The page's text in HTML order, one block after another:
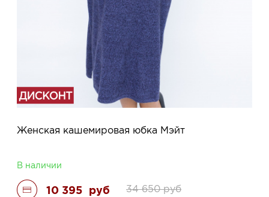
Женская кашемировая юбка Мэйт
В наличии
10 395 руб 34 650 руб